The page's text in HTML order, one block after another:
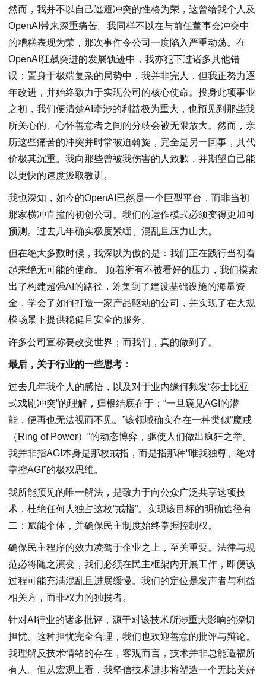
然而，我并不以自己逃避冲突的性格为荣，这曾给我个人及
OpenAI带来深重痛苦。我同样不以在与前任董事会冲突中
的糟糕表现为荣，那次事件令公司一度陷入严重动荡。在
OpenAI狂飙突进的发展轨迹中，我亦犯下过诸多其他错
误；置身于极端复杂的局势中，我并非完人，但我正努力逐
年改进，并始终致力于实现公司的核心使命。投身此项事业
之初，我们便清楚AI牵涉的利益极为重大，也预见到那些我
所关心的、心怀善意者之间的分歧会被无限放大。然而，亲
历这些痛苦的冲突并时常被迫斡旋，完全是另一回事，其代
价极其沉重。我向那些曾被我伤害的人致歉，并期望自己能
以更快的速度汲取教训。
我也深知，如今的OpenAI已然是一个巨型平台，而非当初
那家横冲直撞的初创公司。我们的运作模式必须变得更加可
预测。过去几年确实极度紧绷、混乱且压力山大。
但在绝大多数时候，我深以为傲的是：我们正在践行当初看
起来绝无可能的使命。 顶着所有不被看好的压力，我们摸索
出了构建超强AI的路径，筹集到了建设基础设施的海量资
金，学会了如何打造一家产品驱动的公司，并实现了在大规
模场景下提供稳健且安全的服务。
许多公司宣称要改变世界；而我们，真的做到了。
最后，关于行业的一些思考：
过去几年我个人的感悟，以及对于业内缘何频发“莎士比亚
式戏剧冲突”的理解，归根结底在于：“一旦窥见AGI的潜
能，便再也无法视而不见。”该领域确实存在一种类似“魔戒
（Ring of Power）”的动态博弈，驱使人们做出疯狂之举。
我并非指AGI本身是那枚戒指，而是指那种“唯我独尊、绝对
掌控AGI”的极权思维。
我所能预见的唯一解法，是致力于向公众广泛共享这项技
术，杜绝任何人独占这枚“戒指”。实现该目标的明确途径有
二：赋能个体，并确保民主制度始终掌握控制权。
确保民主程序的效力凌驾于企业之上，至关重要。法律与规
范必将随之演变，我们必须在民主框架内开展工作，即便该
过程可能充满混乱且进展缓慢。我们的定位是发声者与利益
相关方，而非权力的独揽者。
针对AI行业的诸多批评，源于对该技术所涉重大影响的深切
担忧。这种担忧完全合理，我们也欢迎善意的批评与辩论。
我理解反技术情绪的存在，客观而言，技术并非总能造福所
有人。但从宏观上看，我坚信技术进步将塑造一个无比美好